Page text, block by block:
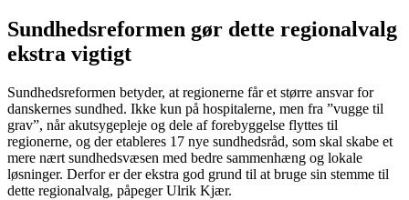
Sundhedsreformen gør dette regionalvalg
ekstra vigtigt
Sundhedsreformen betyder, at regionerne får et større ansvar for
danskernes sundhed. Ikke kun på hospitalerne, men fra ”vugge til
grav”, når akutsygepleje og dele af forebyggelse flyttes til
regionerne, og der etableres 17 nye sundhedsråd, som skal skabe et
mere nært sundhedsvæsen med bedre sammenhæng og lokale
løsninger. Derfor er der ekstra god grund til at bruge sin stemme til
dette regionalvalg, påpeger Ulrik Kjær.